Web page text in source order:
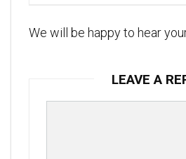
We will be happy to hear
LEAVE A